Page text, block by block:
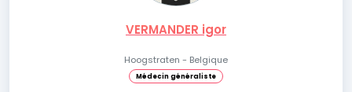
VERMANDER igor
Hoogstraten - Belgique
Médecin généraliste